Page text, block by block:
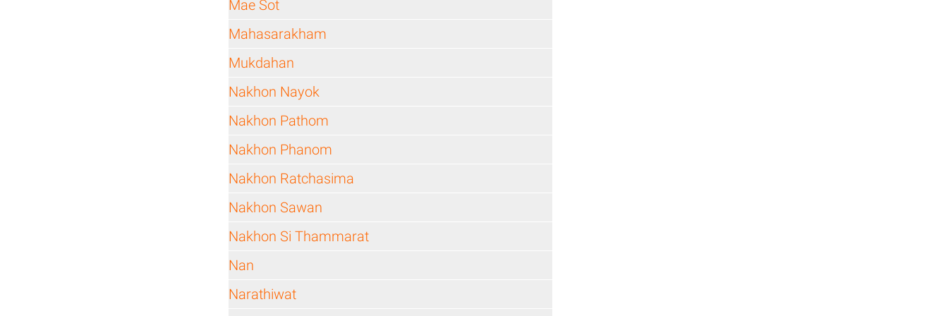
Mae Sot
Mahasarakham
Mukdahan
Nakhon Nayok
Nakhon Pathom
Nakhon Phanom
Nakhon Ratchasima
Nakhon Sawan
Nakhon Si Thammarat
Nan
Narathiwat